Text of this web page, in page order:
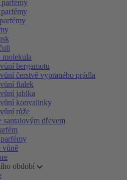
parfémy
molekula
bergamotu
čerstvě vypraného prádla
fialek
jablka
konvalinky
růže
santalovým dřevem
vůně
období